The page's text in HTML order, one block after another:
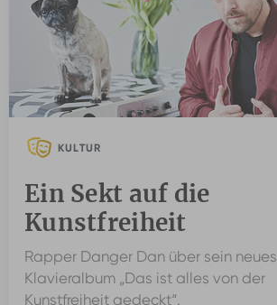
KULTUR
Ein Sekt auf die
Kunstfreiheit
Rapper Danger Dan über sein neues
Klavieralbum „Das ist alles von der
Kunstfreiheit gedeckt“.